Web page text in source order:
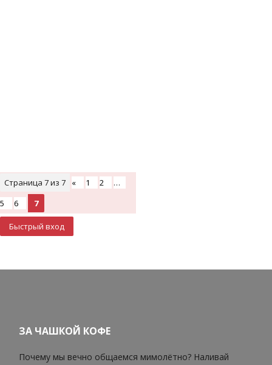
Страница 7из 7 « 1 2
…
5
6 7
ЗА ЧАШКОЙ КОФЕ
Почему мы вечно общаемся мимолётно? Наливай